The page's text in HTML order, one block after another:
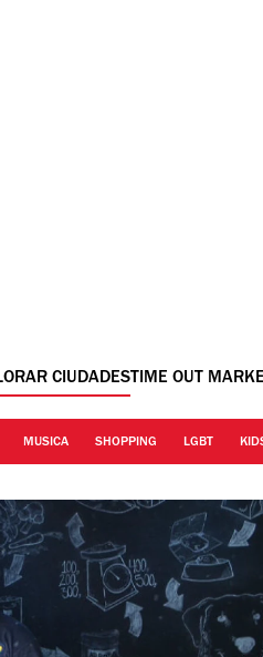
CIUDADESTIME OUT
MUSICA SHOPPING LGBT